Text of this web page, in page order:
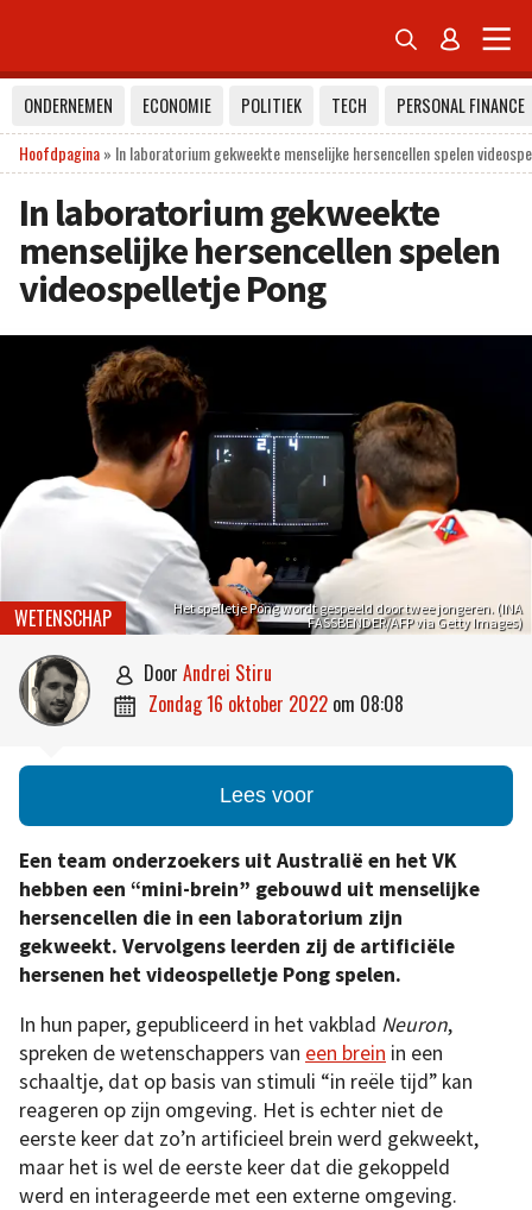
 
ONDERNEMEN ECONOMIE POLITIEK TECH
PERSONAL FINANCE
Hoofdpagina» In laboratorium gekweekte menselijke hersencellen spelen
In laboratorium gekweekte
menselijke hersencellen spelen
videospelletje Pong
Het spelletje Pong wordt gespeeld door twee jongeren. (INA
FASSBENDER/AFP via Getty Images)
WETENSCHAP
 door Andrei Stiru
 zondag 16 oktober 2022 om 08:08
Lees voor
Een team onderzoekers uit Australië en het VK
hebben een “mini-brein” gebouwd uit menselijke
hersencellen die in een laboratorium zijn
gekweekt. Vervolgens leerden zij de artificiële
hersenen het videospelletje Pong spelen.
In hun paper, gepubliceerd in het vakblad Neuron,
spreken de wetenschappers van een brein in een
schaaltje, dat op basis van stimuli “in reële tijd” kan
reageren op zijn omgeving. Het is echter niet de
eerste keer dat zo’n artificieel brein werd gekweekt,
maar het is wel de eerste keer dat die gekoppeld
werd en interageerde met een externe omgeving.